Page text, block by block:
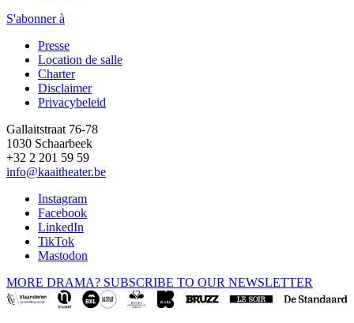
S'abonner à
Footer
Presse
Location de salle
Charter
Disclaimer
Privacybeleid
Gallaitstraat 76-78
1030 Schaarbeek
+32 2 201 59 59
info@kaaitheater.be
Instagram
Facebook
LinkedIn
TikTok
Mastodon
MORE DRAMA? SUBSCRIBE TO OUR NEWSLETTER